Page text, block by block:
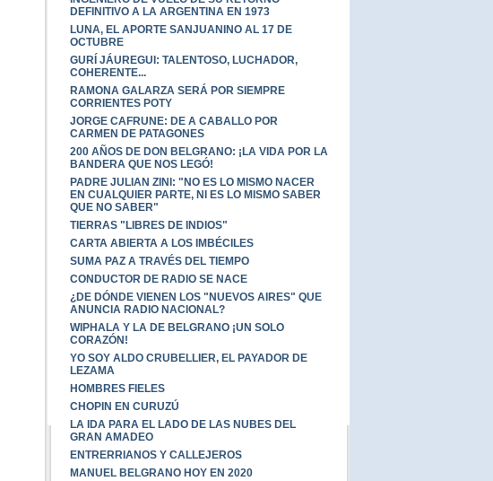
DEFINITIVO A LA ARGENTINA EN 1973
LUNA, EL APORTE SANJUANINO AL 17 DE
OCTUBRE
GURÍ JÁUREGUI: TALENTOSO, LUCHADOR,
COHERENTE...
RAMONA GALARZA SERÁ POR SIEMPRE
CORRIENTES POTY
JORGE CAFRUNE: DE A CABALLO POR
CARMEN DE PATAGONES
200 AÑOS DE DON BELGRANO: ¡LA VIDA POR LA
BANDERA QUE NOS LEGÓ!
PADRE JULIAN ZINI: "NO ES LO MISMO NACER
EN CUALQUIER PARTE, NI ES LO MISMO SABER
QUE NO SABER"
TIERRAS "LIBRES DE INDIOS"
CARTA ABIERTA A LOS IMBÉCILES
SUMA PAZ A TRAVÉS DEL TIEMPO
CONDUCTOR DE RADIO SE NACE
¿DE DÓNDE VIENEN LOS "NUEVOS AIRES" QUE
ANUNCIA RADIO NACIONAL?
WIPHALA Y LA DE BELGRANO ¡UN SOLO
CORAZÓN!
YO SOY ALDO CRUBELLIER, EL PAYADOR DE
LEZAMA
HOMBRES FIELES
CHOPIN EN CURUZÚ
LA IDA PARA EL LADO DE LAS NUBES DEL
GRAN AMADEO
ENTRERRIANOS Y CALLEJEROS
MANUEL BELGRANO HOY EN 2020